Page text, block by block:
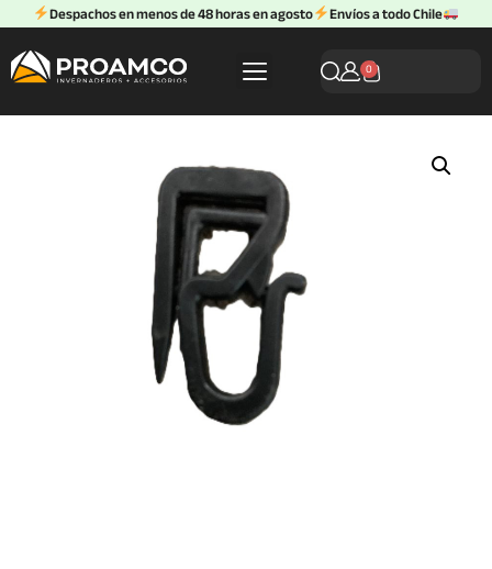
Despachos en menos de 48 horas en agosto Envíos a todo Chile
0